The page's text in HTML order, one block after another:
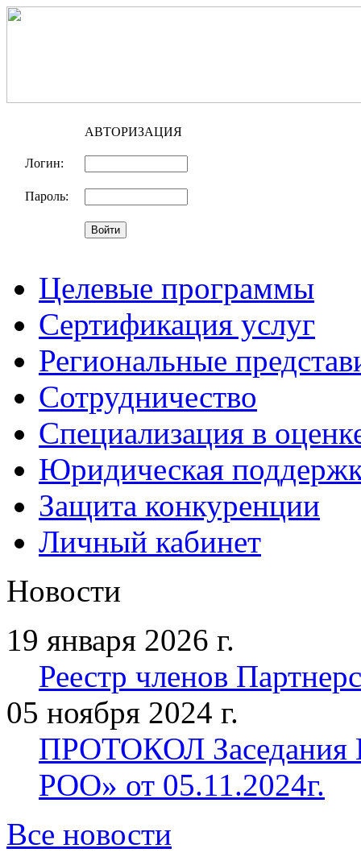
АВТОРИЗАЦИЯ
Логин:
Пароль:
Целевые программы
Сертификация услуг
Региональные
Сотрудничество
Специализация в
Юридическая
Защита конкуренции
Личный кабинет
Новости
19 января 2026 г.
Реестр членов
05 ноября 2024 г.
ПРОТОКОЛ Заседания
РОО» от 05.11.2024г.
Все новости